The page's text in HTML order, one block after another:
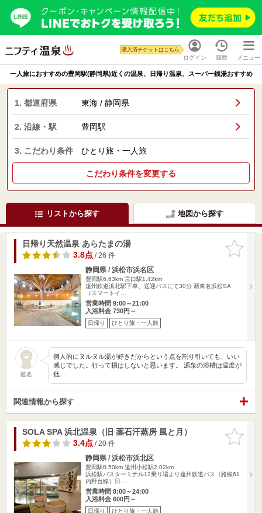
ログイン
購入済チケットはこちら
履歴 メニュー
一人旅におすすめの豊岡駅(静岡県)近くの温泉、日帰り温泉、スーパー銭湯おすすめ
1. 都道府県 東海 / 静岡県
2. 沿線・駅 豊岡駅
3. こだわり条件 ひとり旅・一人旅
こだわり条件を変更する
リストから探す 地図から探す
お気に入
りに追加
日帰り天然温泉 あらたまの湯
3.8点/ 26 件
静岡県 / 浜松市浜名区
豊岡駅6.63km 宮口駅1.42km
遠州鉄道浜北駅下車、送迎バスにて30分 新東名浜松SA
（スマートイ…
営業時間 9:00～21:00
入浴料金 730円～
日帰り ひとり旅・一人旅
匿名
個人的にヌルヌル湯が好きだからという点を割り引いても、いい
感じでした。行って損はしないと思います。 源泉の浴槽は温度が
低…
関連情報から探す
お気に入
りに追加
SOLA SPA 浜北温泉（旧 薬石汗蒸房 風と月）
3.4点/ 20 件
静岡県 / 浜松市浜北区
豊岡駅8.50km 遠州小松駅2.02km
浜松駅バスターミナル12乗り場より遠州鉄道バス（路線61
内野台線）日…
営業時間 8:00～24:00
入浴料金 600円～
日帰り ひとり旅・一人旅